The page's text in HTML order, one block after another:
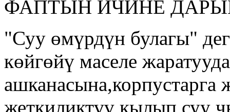
ФАПТЫН ИЧИНЕ
"Суу өмүрдүн булагы"
көйгөйү маселе
жеткиликтүү кылып суу